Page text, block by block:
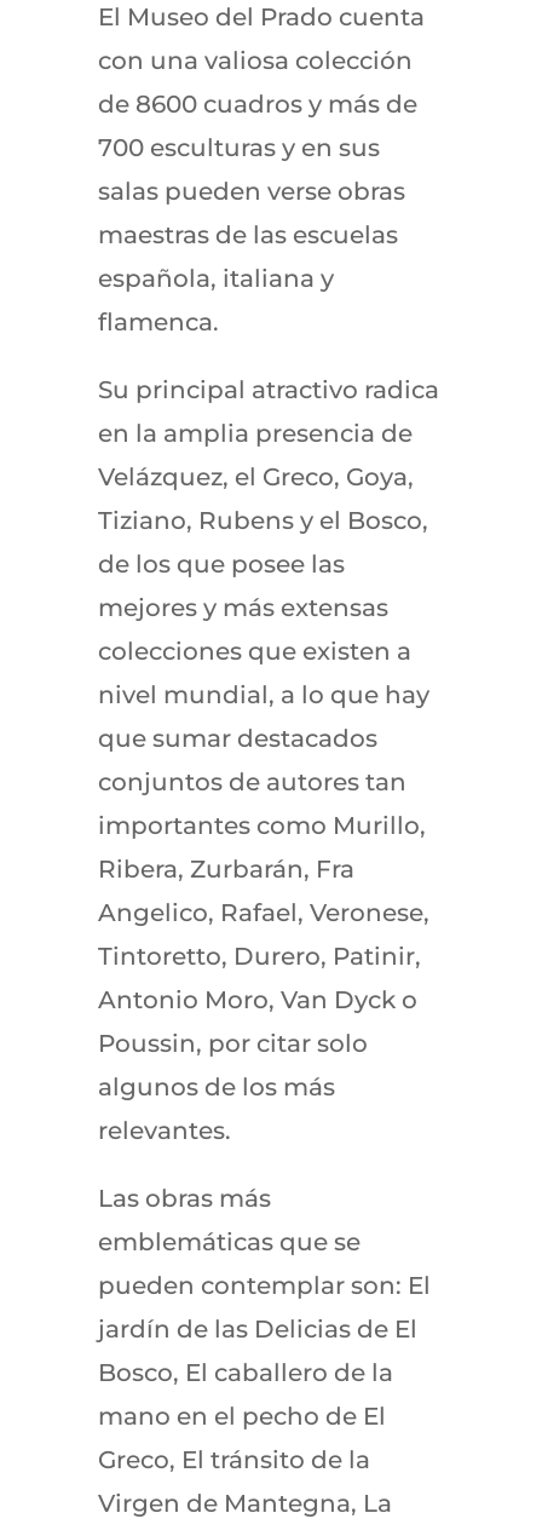
El Museo del Prado cuenta
con una valiosa colección
de 8600 cuadros y más de
700 esculturas y en sus
salas pueden verse obras
maestras de las escuelas
española, italiana y
flamenca.
Su principal atractivo radica
en la amplia presencia de
Velázquez, el Greco, Goya,​
Tiziano, Rubens y el Bosco,
de los que posee las
mejores y más extensas
colecciones que existen a
nivel mundial,​ a lo que hay
que sumar destacados
conjuntos de autores tan
importantes como Murillo,
Ribera, Zurbarán, Fra
Angelico, Rafael, Veronese,
Tintoretto, Durero, Patinir,
Antonio Moro, Van Dyck o
Poussin, por citar solo
algunos de los más
relevantes.
Las obras más
emblemáticas que se
pueden contemplar son: El
jardín de las Delicias de El
Bosco, El caballero de la
mano en el pecho de El
Greco, El tránsito de la
Virgen de Mantegna, La